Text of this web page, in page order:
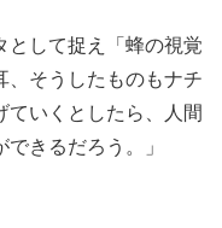
として捉え「蜂の視覚
、そうしたものもナチ
ていくとしたら、人間
きるだろう。」